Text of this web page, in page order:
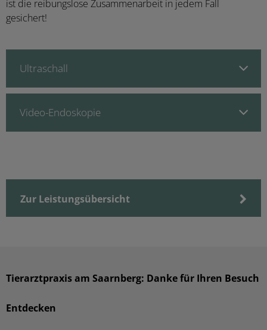
ist die reibungslose Zusammenarbeit in jedem Fall
gesichert!
Ultraschall
Video-Endoskopie
Zur Leistungsübersicht
Entdecken
Tierarztpraxis am Saarnberg: Danke für Ihren Besuch